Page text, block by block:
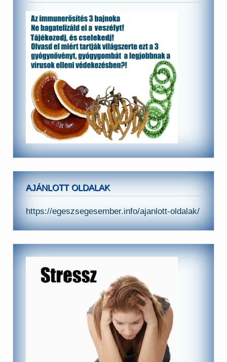
AJÁNLOTT OLDALAK
https://egeszsegesember.info/ajanlott-oldalak/